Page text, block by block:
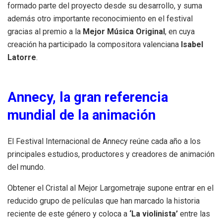
formado parte del proyecto desde su desarrollo, y suma
además otro importante reconocimiento en el festival
gracias al premio a la Mejor Música Original, en cuya
creación ha participado la compositora valenciana Isabel
Latorre.
Annecy, la gran referencia
mundial de la animación
El Festival Internacional de Annecy reúne cada año a los
principales estudios, productores y creadores de animación
del mundo.
Obtener el Cristal al Mejor Largometraje supone entrar en el
reducido grupo de películas que han marcado la historia
reciente de este género y coloca a ‘La violinista’ entre las